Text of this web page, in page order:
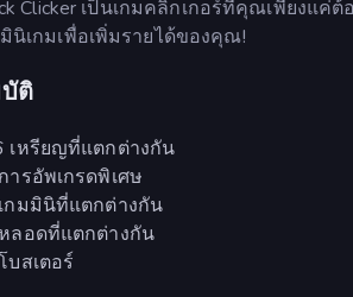
Clicker เป็นเกมคลิกเกอร์ที่คุณเพียงแค่
นิเกมเพื่อเพิ่มรายได้ของคุณ!
ติ
เหรียญที่แตกต่างกัน
ารอัพเกรดพิเศษ
กมมินิที่แตกต่างกัน
ลอดที่แตกต่างกัน
บสเตอร์